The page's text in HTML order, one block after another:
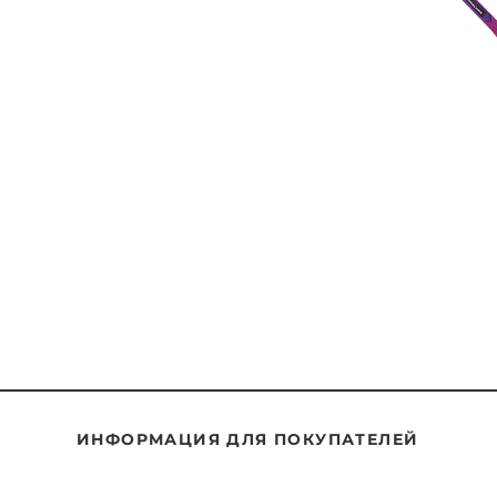
ИНФОРМАЦИЯ ДЛЯ ПОКУПАТЕЛЕЙ